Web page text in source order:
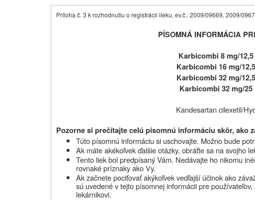
Príloha č. 3 k rozhodnutiu o registrácii lieku, ev.č.: 2009/09669, 2009/
PÍSOMNÁ INFORMÁCIA
Karbicombi 8 mg/
Karbicombi 16 mg/
Karbicombi 32 mg/
Karbicombi 32 mg/
Kandesartan cilexetil/
Pozorne si prečítajte celú písomnú informáciu skôr, ako
Túto písomnú informáciu si uschovajte. Možno bude
Ak máte akékoľvek ďalšie otázky, obráťte sa na svojho
Tento liek bol predpísaný Vám. Nedávajte ho nikomu
rovnaké príznaky ako Vy.
Ak začnete pociťovať akýkoľvek vedľajší účinok ako
sú uvedené v tejto písomnej informácii pre
lekárnikovi.